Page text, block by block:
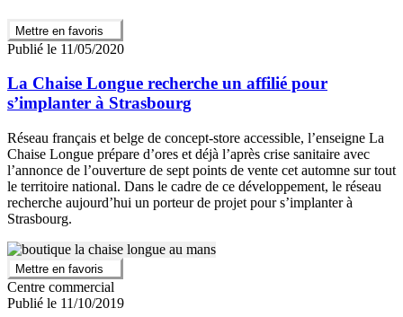
Mettre en favoris
Publié le 11/05/2020
La Chaise Longue recherche un affilié pour
s’implanter à Strasbourg
Réseau français et belge de concept-store accessible, l’enseigne La
Chaise Longue prépare d’ores et déjà l’après crise sanitaire avec
l’annonce de l’ouverture de sept points de vente cet automne sur tout
le territoire national. Dans le cadre de ce développement, le réseau
recherche aujourd’hui un porteur de projet pour s’implanter à
Strasbourg.
Mettre en favoris
Centre commercial
Publié le 11/10/2019